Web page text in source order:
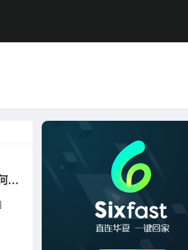
日本NICONICO直播即日起封锁除日本以外所有IP！港澳台如何在Niconico看vocaloid演唱会直播？